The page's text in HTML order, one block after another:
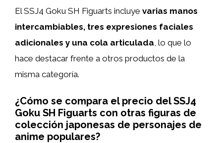
El SSJ4 Goku SH Figuarts incluye varias manos
intercambiables, tres expresiones faciales
adicionales y una cola articulada, lo que lo
hace destacar frente a otros productos de la
misma categoría.
¿Cómo se compara el precio del SSJ4
Goku SH Figuarts con otras figuras de
colección japonesas de personajes de
anime populares?